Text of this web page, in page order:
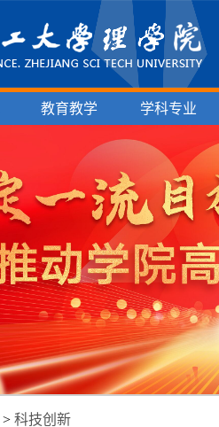
教育教学 学科专业
> 科技创新